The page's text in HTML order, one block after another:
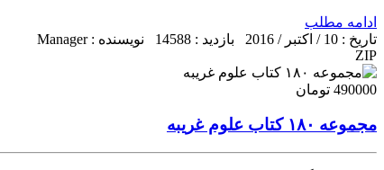
ادامه مطلب
تاریخ : 10 / اکتبر / 2016
بازدید : 14588
نویسنده : Manager
ZIP
490000 تومان
مجموعه ۱۸۰ کتاب علوم غریبه